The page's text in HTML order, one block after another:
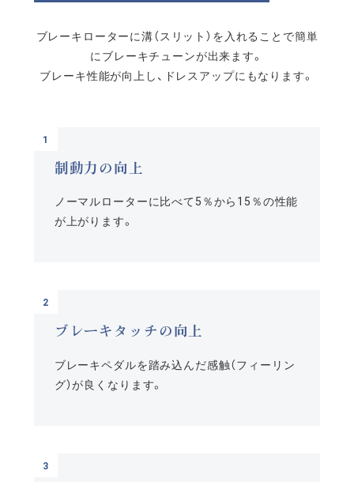
ブレーキローターに溝（スリット）を入れることで簡単
にブレーキチューンが出来ます。
ブレーキ性能が向上し、ドレスアップにもなります。
制動力の向上
ノーマルローターに比べて5％から15％の性能
が上がります。
ブレーキタッチの向上
ブレーキペダルを踏み込んだ感触（フィーリン
グ）が良くなります。